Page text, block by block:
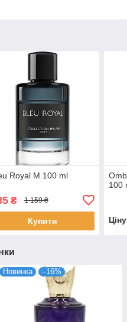
Royal M 100 ml
₴ 1 159 ₴
Купити
100
Новинка –16%